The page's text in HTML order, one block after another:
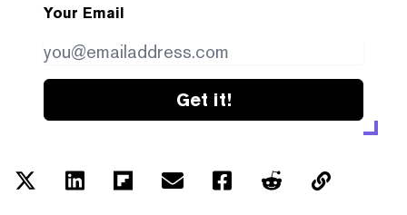
Your Email
Get it!